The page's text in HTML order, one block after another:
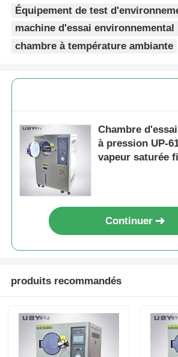
Équipement de test
machine d'essai environnemental
chambre à température ambiante
Chambre
à pression UP-
vapeur saturée
Continuer
produits recommandés